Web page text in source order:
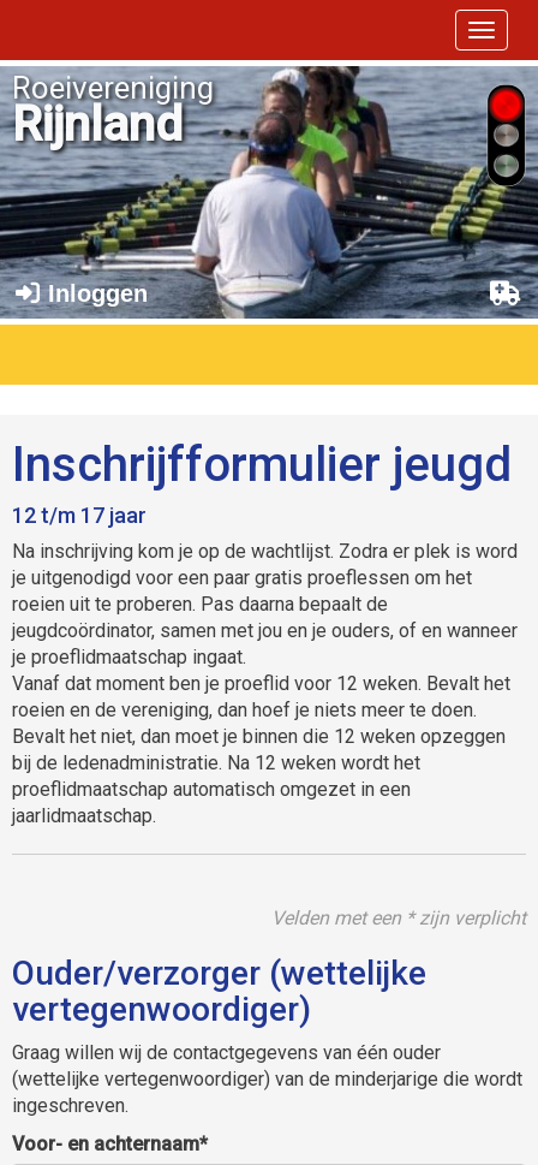
Toggle
Roeivereniging
Rijnland
Inloggen
Inschrijfformulier jeugd
12 t/m 17 jaar
Na inschrijving kom je op de wachtlijst. Zodra er plek is word
je uitgenodigd voor een paar gratis proeflessen om het
roeien uit te proberen. Pas daarna bepaalt de
jeugdcoördinator, samen met jou en je ouders, of en wanneer
je proeflidmaatschap ingaat.
Vanaf dat moment ben je proeflid voor 12 weken. Bevalt het
roeien en de vereniging, dan hoef je niets meer te doen.
Bevalt het niet, dan moet je binnen die 12 weken opzeggen
bij de ledenadministratie. Na 12 weken wordt het
proeflidmaatschap automatisch omgezet in een
jaarlidmaatschap.
Velden met een * zijn verplicht
Ouder/verzorger (wettelijke
vertegenwoordiger)
Graag willen wij de contactgegevens van één ouder
(wettelijke vertegenwoordiger) van de minderjarige die wordt
ingeschreven.
Voor- en achternaam*